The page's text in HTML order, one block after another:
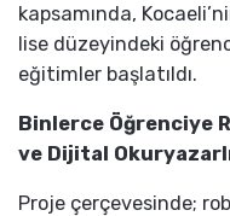
kapsamında,
lise düzeyindeki
eğitimler başlatıldı.
Binlerce Öğrenciye
ve Dijital
Proje çerçevesinde;